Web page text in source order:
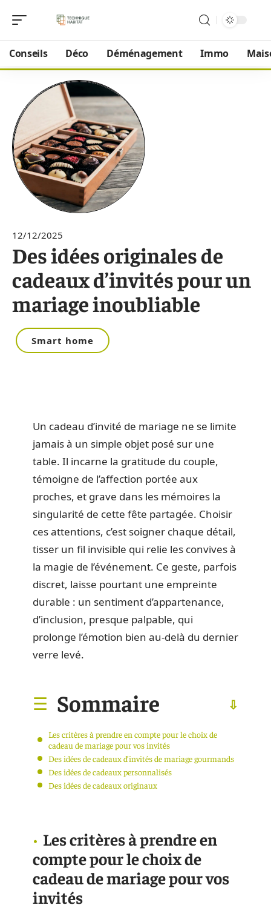
Conseils Déco Déménagement Immo
12/12/2025
Des idées originales de
cadeaux d’invités pour un
mariage inoubliable
Smart home
Un cadeau d’invité de mariage ne se limite
jamais à un simple objet posé sur une
table. Il incarne la gratitude du couple,
témoigne de l’affection portée aux
proches, et grave dans les mémoires la
singularité de cette fête partagée. Choisir
ces attentions, c’est soigner chaque détail,
tisser un fil invisible qui relie les convives à
la magie de l’événement. Ce geste, parfois
discret, laisse pourtant une empreinte
durable : un sentiment d’appartenance,
d’inclusion, presque palpable, qui
prolonge l’émotion bien au-delà du dernier
verre levé.
Sommaire
Les critères à prendre en compte pour le choix de
cadeau de mariage pour vos invités
Des idées de cadeaux d’invités de mariage gourmands
Des idées de cadeaux personnalisés
Des idées de cadeaux originaux
Les critères à prendre en
compte pour le choix de
cadeau de mariage pour vos
invités